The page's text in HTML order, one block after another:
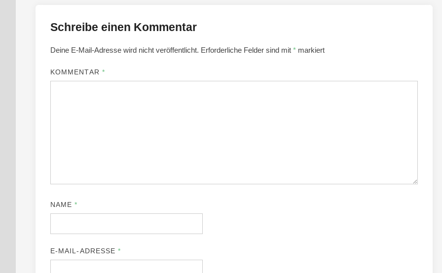
Schreibe einen Kommentar
Deine E-Mail-Adresse wird nicht veröffentlicht. Erforderliche Felder sind mit * markiert
KOMMENTAR *
NAME*
E-MAIL-ADRESSE*